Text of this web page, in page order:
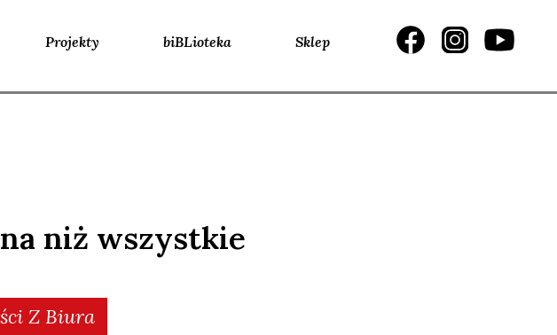
Projekty biBLioteka Sklep
niż wszystkie
Z Biura